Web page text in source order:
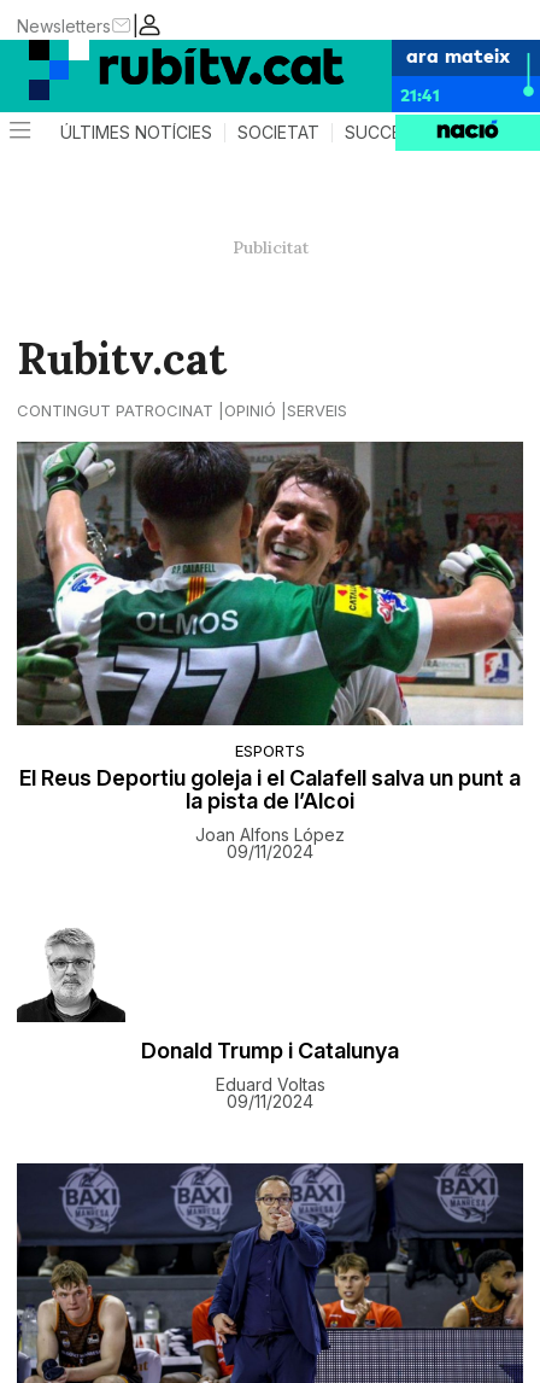
|
Newsletters
ara mateix
21:41
ÚLTIMES NOTÍCIES SOCIETAT SUCCESSOS
Rubitv.cat
CONTINGUT PATROCINAT OPINIÓ SERVEIS
ESPORTS
El Reus Deportiu goleja i el Calafell salva un punt a
la pista de l’Alcoi
Joan Alfons López
09/11/2024
Donald Trump i Catalunya
Eduard Voltas
09/11/2024